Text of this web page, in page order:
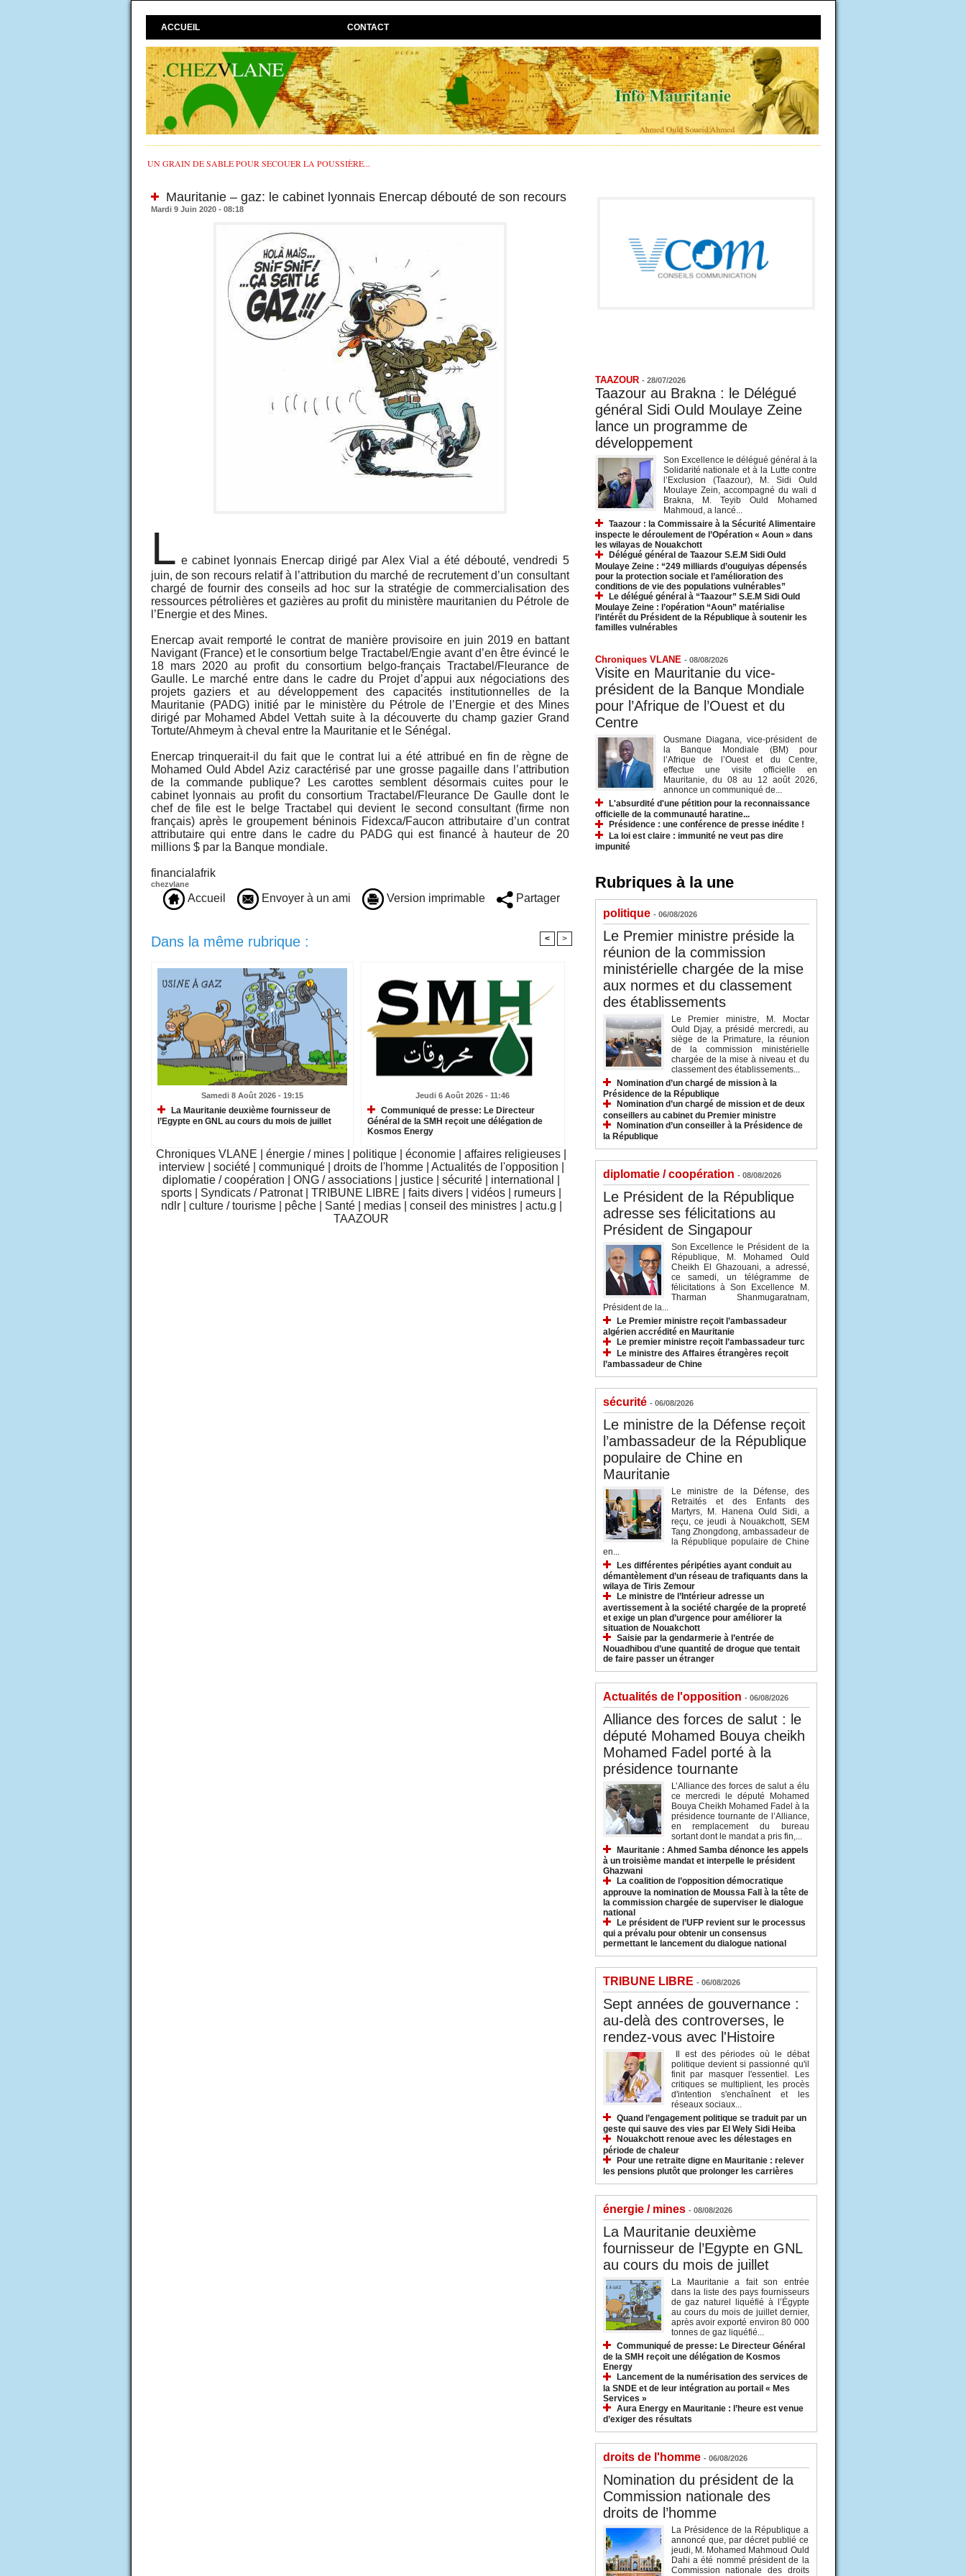
ACCUEIL CONTACT
UN GRAIN DE SABLE POUR SECOUER LA POUSSIÈRE...
Mauritanie – gaz: le cabinet lyonnais Enercap débouté de son recours
Mardi 9 Juin 2020 - 08:18
L e cabinet lyonnais Enercap dirigé par Alex Vial a été débouté, vendredi 5
juin, de son recours relatif à l’attribution du marché de recrutement d’un consultant
chargé de fournir des conseils ad hoc sur la stratégie de commercialisation des
ressources pétrolières et gazières au profit du ministère mauritanien du Pétrole de
l’Energie et des Mines.
Enercap avait remporté le contrat de manière provisoire en juin 2019 en battant
Navigant (France) et le consortium belge Tractabel/Engie avant d’en être évincé le
18 mars 2020 au profit du consortium belgo-français Tractabel/Fleurance de
Gaulle. Le marché entre dans le cadre du Projet d’appui aux négociations des
projets gaziers et au développement des capacités institutionnelles de la
Mauritanie (PADG) initié par le ministère du Pétrole de l’Energie et des Mines
dirigé par Mohamed Abdel Vettah suite à la découverte du champ gazier Grand
Tortute/Ahmeym à cheval entre la Mauritanie et le Sénégal.
Enercap trinquerait-il du fait que le contrat lui a été attribué en fin de règne de
Mohamed Ould Abdel Aziz caractérisé par une grosse pagaille dans l’attribution
de la commande publique? Les carottes semblent désormais cuites pour le
cabinet lyonnais au profit du consortium Tractabel/Fleurance De Gaulle dont le
chef de file est le belge Tractabel qui devient le second consultant (firme non
français) après le groupement béninois Fidexca/Faucon attributaire d’un contrat
attributaire qui entre dans le cadre du PADG qui est financé à hauteur de 20
millions $ par la Banque mondiale.
financialafrik
chezvlane
Accueil Envoyer à un ami Version imprimable Partager
Dans la même rubrique : < >
Samedi 8 Août 2026 - 19:15
La Mauritanie deuxième fournisseur de
l’Egypte en GNL au cours du mois de juillet
Jeudi 6 Août 2026 - 11:46
Communiqué de presse: Le Directeur
Général de la SMH reçoit une délégation de
Kosmos Energy
Chroniques VLANE énergie / mines politique économie affaires religieuses
interview
société communiqué droits de l'homme Actualités de l'opposition
diplomatie / coopération
ONG / associations justice sécurité international
sports
Syndicats / Patronat TRIBUNE LIBRE faits divers vidéos rumeurs
ndlr
culture / tourisme pêche Santé medias conseil des ministres actu.g
TAAZOUR
TAAZOUR - 28/07/2026
Taazour au Brakna : le Délégué
général Sidi Ould Moulaye Zeine
lance un programme de
développement
Son Excellence le délégué général à la
Solidarité nationale et à la Lutte contre
l’Exclusion (Taazour), M. Sidi Ould
Moulaye Zein, accompagné du wali d
Brakna, M. Teyib Ould Mohamed
Mahmoud, a lancé...
Taazour : la Commissaire à la Sécurité Alimentaire
inspecte le déroulement de l’Opération « Aoun » dans
les wilayas de Nouakchott
Délégué général de Taazour S.E.M Sidi Ould
Moulaye Zeine : “249 milliards d’ouguiyas dépensés
pour la protection sociale et l’amélioration des
conditions de vie des populations vulnérables”
Le délégué général à “Taazour” S.E.M Sidi Ould
Moulaye Zeine : l’opération “Aoun” matérialise
l’intérêt du Président de la République à soutenir les
familles vulnérables
Chroniques VLANE - 08/08/2026
Visite en Mauritanie du vice-
président de la Banque Mondiale
pour l’Afrique de l’Ouest et du
Centre
Ousmane Diagana, vice-président de
la Banque Mondiale (BM) pour
l’Afrique de l’Ouest et du Centre,
effectue une visite officielle en
Mauritanie, du 08 au 12 août 2026,
annonce un communiqué de...
L'absurdité d'une pétition pour la reconnaissance
officielle de la communauté haratine...
Présidence : une conférence de presse inédite !
La loi est claire : immunité ne veut pas dire
impunité
Rubriques à la une
politique - 06/08/2026
Le Premier ministre préside la
réunion de la commission
ministérielle chargée de la mise
aux normes et du classement
des établissements
Le Premier ministre, M. Moctar
Ould Djay, a présidé mercredi, au
siège de la Primature, la réunion
de la commission ministérielle
chargée de la mise à niveau et du
classement des établissements...
Nomination d’un chargé de mission à la
Présidence de la République
Nomination d’un chargé de mission et de deux
conseillers au cabinet du Premier ministre
Nomination d’un conseiller à la Présidence de
la République
diplomatie / coopération - 08/08/2026
Le Président de la République
adresse ses félicitations au
Président de Singapour
Son Excellence le Président de la
République, M. Mohamed Ould
Cheikh El Ghazouani, a adressé,
ce samedi, un télégramme de
félicitations à Son Excellence M.
Tharman Shanmugaratnam,
Président de la...
Le Premier ministre reçoit l’ambassadeur
algérien accrédité en Mauritanie
Le premier ministre reçoit l’ambassadeur turc
Le ministre des Affaires étrangères reçoit
l’ambassadeur de Chine
sécurité - 06/08/2026
Le ministre de la Défense reçoit
l’ambassadeur de la République
populaire de Chine en
Mauritanie
Le ministre de la Défense, des
Retraités et des Enfants des
Martyrs, M. Hanena Ould Sidi, a
reçu, ce jeudi à Nouakchott, SEM
Tang Zhongdong, ambassadeur de
la République populaire de Chine
en...
Les différentes péripéties ayant conduit au
démantèlement d’un réseau de trafiquants dans la
wilaya de Tiris Zemour
Le ministre de l’Intérieur adresse un
avertissement à la société chargée de la propreté
et exige un plan d’urgence pour améliorer la
situation de Nouakchott
Saisie par la gendarmerie à l’entrée de
Nouadhibou d’une quantité de drogue que tentait
de faire passer un étranger
Actualités de l'opposition - 06/08/2026
Alliance des forces de salut : le
député Mohamed Bouya cheikh
Mohamed Fadel porté à la
présidence tournante
L’Alliance des forces de salut a élu
ce mercredi le député Mohamed
Bouya Cheikh Mohamed Fadel à la
présidence tournante de l’Alliance,
en remplacement du bureau
sortant dont le mandat a pris fin,...
Mauritanie : Ahmed Samba dénonce les appels
à un troisième mandat et interpelle le président
Ghazwani
La coalition de l’opposition démocratique
approuve la nomination de Moussa Fall à la tête de
la commission chargée de superviser le dialogue
national
Le président de l’UFP revient sur le processus
qui a prévalu pour obtenir un consensus
permettant le lancement du dialogue national
TRIBUNE LIBRE - 06/08/2026
Sept années de gouvernance :
au-delà des controverses, le
rendez-vous avec l'Histoire
Il est des périodes où le débat
politique devient si passionné qu'il
finit par masquer l'essentiel. Les
critiques se multiplient, les procès
d'intention s'enchaînent et les
réseaux sociaux...
Quand l’engagement politique se traduit par un
geste qui sauve des vies par El Wely Sidi Heiba
Nouakchott renoue avec les délestages en
période de chaleur
Pour une retraite digne en Mauritanie : relever
les pensions plutôt que prolonger les carrières
énergie / mines - 08/08/2026
La Mauritanie deuxième
fournisseur de l’Egypte en GNL
au cours du mois de juillet
La Mauritanie a fait son entrée
dans la liste des pays fournisseurs
de gaz naturel liquéfié à l’Égypte
au cours du mois de juillet dernier,
après avoir exporté environ 80 000
tonnes de gaz liquéfié...
Communiqué de presse: Le Directeur Général
de la SMH reçoit une délégation de Kosmos
Energy
Lancement de la numérisation des services de
la SNDE et de leur intégration au portail « Mes
Services »
Aura Energy en Mauritanie : l’heure est venue
d’exiger des résultats
droits de l'homme - 06/08/2026
Nomination du président de la
Commission nationale des
droits de l’homme
La Présidence de la République a
annoncé que, par décret publié ce
jeudi, M. Mohamed Mahmoud Ould
Dahi a été nommé président de la
Commission nationale des droits